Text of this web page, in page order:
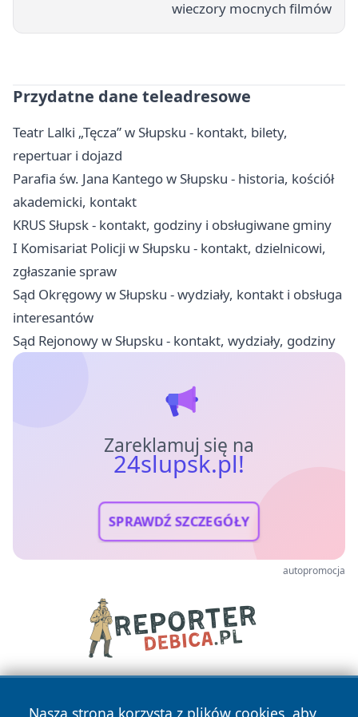
wieczory mocnych filmów
Przydatne dane teleadresowe
Teatr Lalki „Tęcza” w Słupsku - kontakt, bilety,
repertuar i dojazd
Parafia św. Jana Kantego w Słupsku - historia, kościół
akademicki, kontakt
KRUS Słupsk - kontakt, godziny i obsługiwane gminy
I Komisariat Policji w Słupsku - kontakt, dzielnicowi,
zgłaszanie spraw
Sąd Okręgowy w Słupsku - wydziały, kontakt i obsługa
interesantów
Sąd Rejonowy w Słupsku - kontakt, wydziały, godziny
Zareklamuj się na
24slupsk.pl!
SPRAWDŹ SZCZEGÓŁY
autopromocja
Nasza strona korzysta z plików cookies, aby